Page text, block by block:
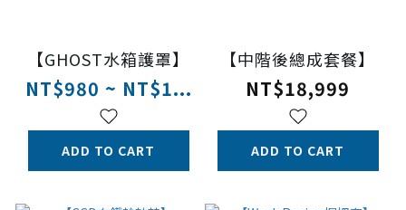
【GHOST水箱護罩】
NT$980 ~ NT$1...
ADD TO CART
【中階後總成套餐】
NT$18,999
ADD TO CART